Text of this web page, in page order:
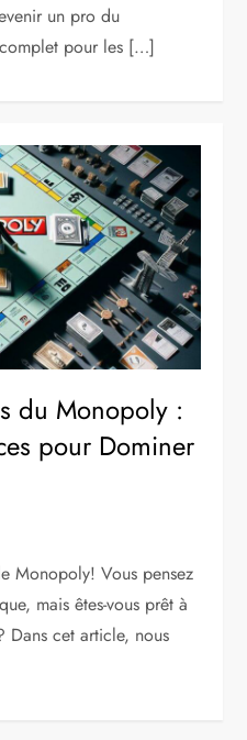
un pro du
pour les […]
du Monopoly :
pour Dominer
Monopoly! Vous pensez
mais êtes-vous prêt à
Dans cet article, nous